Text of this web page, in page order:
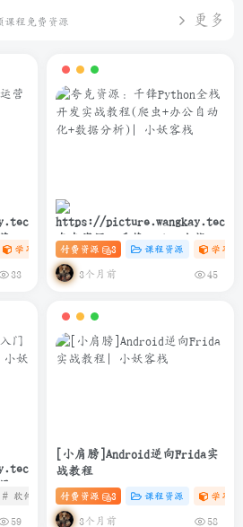
课程免费资源 更多
变
学习资料课 # 设计 # 自媒体 # 账号运营
33
夸克资源：千锋Python全栈开
发实战教程(爬虫+办公自动化
+数据分析)
付费资源 3 课程资源 学习资
3个月前 45
课
# 软件 # 设计 # UI 课程
59
[小肩膀]Android逆向Frida实
战教程
付费资源 3 课程资源 学习资
3个月前 58